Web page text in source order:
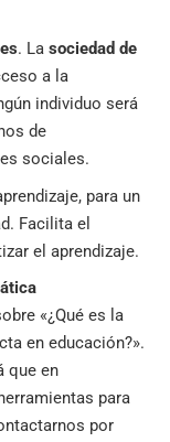
. La sociedad de
a la
individuo será
de
sociales.
para un
Facilita el
el aprendizaje.
«¿Qué es la
en educación?».
que en
para
por